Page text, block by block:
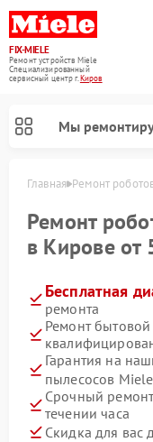
FIX-MIELE
Ремонт устройств Miele
Специализированный
cервисный центр г.Киров
Мы
Главная Ремонт
Ремонт
в Кирове от
Бесплатная
ремонта
Ремонт
Гарантия на
пылесосов
Срочный
течении часа
Скидка для вас